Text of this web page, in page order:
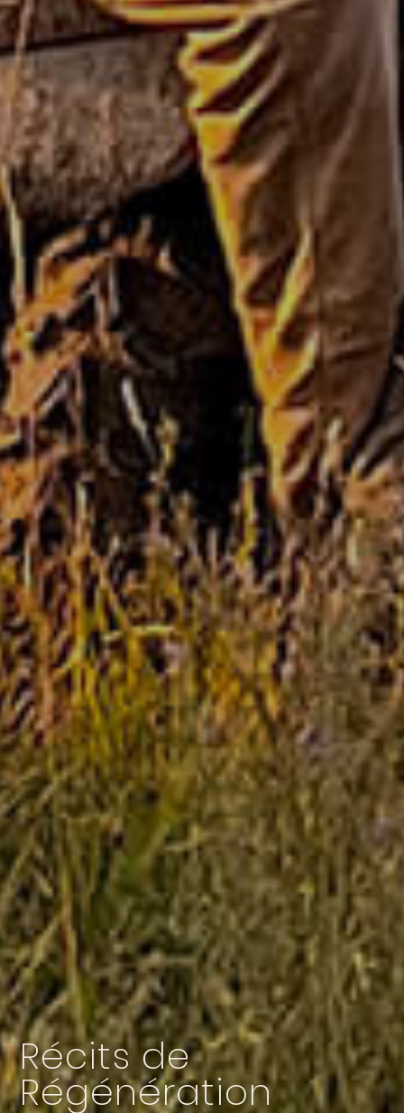
Récits de
Régénération